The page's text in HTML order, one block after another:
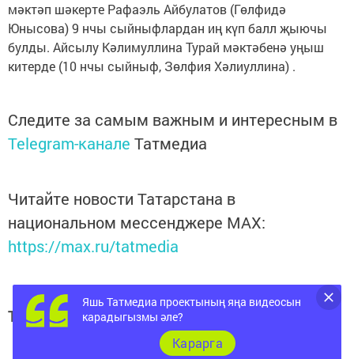
мәктәп шәкерте Рафаэль Айбулатов (Гөлфидә
Юнысова) 9 нчы сыйныфлардан иң күп балл җыючы
булды. Айсылу Кәлимуллина Турай мәктәбенә уңыш
китерде (10 нчы сыйныф, Зөлфия Хәлиуллина) .
Следите за самым важным и интересным в
Telegram-канале Татмедиа
Читайте новости Татарстана в
национальном мессенджере MАХ:
https://max.ru/tatmedia
Теги:
МЕНДЕЛЕЕВСК ЯНАЛЫКЛАРЫ
Яшь Татмедиа проектының яңа видеосын
карадыгызмы әле?
Карарга